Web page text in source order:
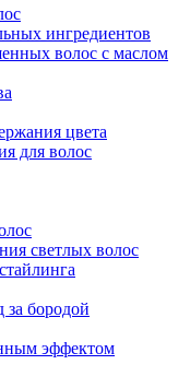
ингредиентов
волос с маслом
цвета
для волос
светлых волос
за бородой
эффектом